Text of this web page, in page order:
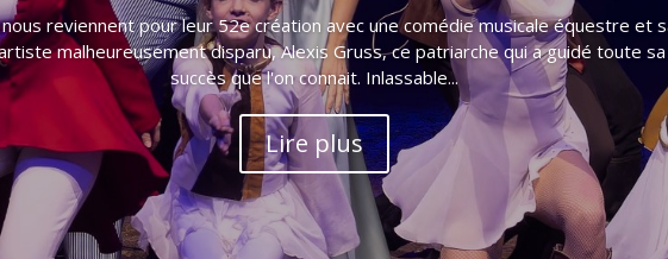
reviennent pour leur 52e création avec une comédie musicale équestre et
malheureusement disparu, Alexis Gruss, ce patriarche qui a guidé toute
succès que l'on connait. Inlassable...
Lire plus